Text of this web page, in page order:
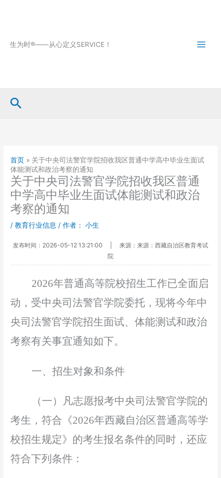
生为时®——从心定义SERVICE！
搜
首页 » 关于中央司法警官学院招收我区普通中学高中毕业生面试
体能测试和政治考察的通知
关于中央司法警官学院招收我区普通
中学高中毕业生面试体能测试和政治
考察的通知
/教育行业信息 / 作者： 小生
发布时间：2026-05-12 13:21:00
来源：来源：西藏自治区教育考试
院
2026年普通高等院校招生工作已全面启
动，受中央司法警官学院委托，现将今年中
央司法警官学院招生面试、体能测试和政治
考察有关事宜通知如下。
一、招生对象和条件
（一）凡志愿报考中央司法警官学院的
考生，符合 《2026年西藏自治区普通高等学
校招生规定》 的考生报名条件的同时，还应
符合下列条件：